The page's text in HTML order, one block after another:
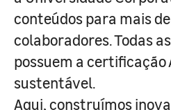
conteúdos para mais
colaboradores. Todas
possuem a certificação
sustentável.
Aqui, construímos